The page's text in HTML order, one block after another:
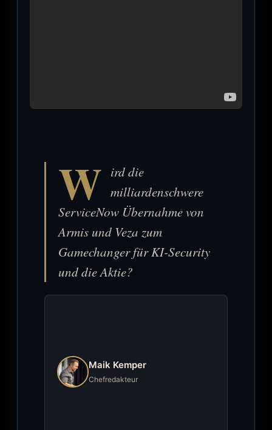
W ird die
milliardenschwere
ServiceNow Übernahme von
Armis und Veza zum
Gamechanger für KI-Security
und die Aktie?
Maik Kemper
Chefredakteur